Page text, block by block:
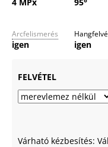
Arcfelismerés
igen igen
FELVÉTEL
Várható kézbesítés: